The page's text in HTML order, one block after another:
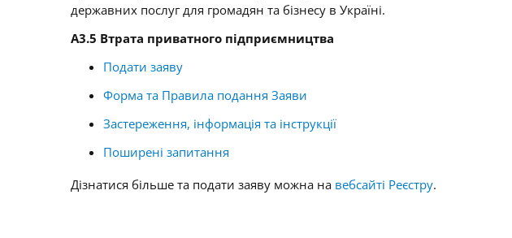
державних послуг для громадян та бізнесу в Україні.
А3.5 Втрата приватного підприємництва
Подати заяву
Форма та Правила подання Заяви
Застереження, інформація та інструкції
Поширені запитання
Дізнатися більше та подати заяву можна на вебсайті Реєстру.